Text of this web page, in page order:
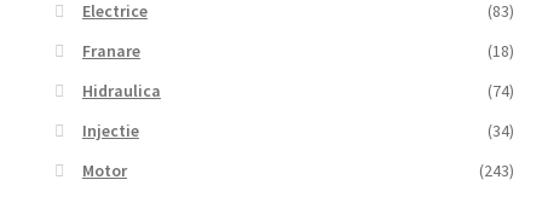
Electrice
(83)
Franare
(18)
Hidraulica
(74)
Injectie
(34)
Motor
(243)